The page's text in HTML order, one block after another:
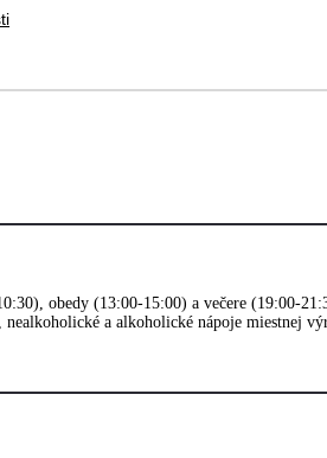
obedy (13:00-15:00) a večere (19:00-
nealkoholické a alkoholické nápoje miestnej